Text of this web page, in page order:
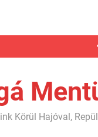
és a
és
Nyáron
Karib…
Körül Hajóval,